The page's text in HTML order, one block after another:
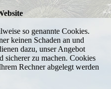
so genannte Cookies.
keinen Schaden an und
dazu, unser Angebot
sicherer zu machen. Cookies
Rechner abgelegt werden